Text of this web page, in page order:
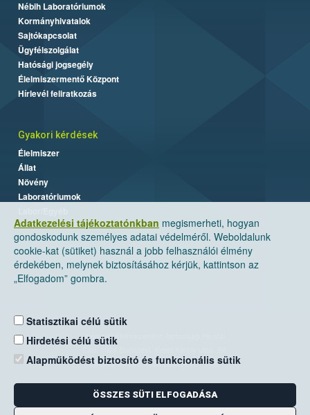
Adatkezelési tájékoztatónkban megismerheti, hogyan
gondoskodunk személyes adatai védelméről. Weboldalunk
cookie-kat (sütiket) használ a jobb felhasználói élmény
érdekében, melynek biztosításához kérjük, kattintson az
„Elfogadom” gombra.
Statisztikai célú sütik
Hirdetési célú sütik
Alapműködést biztosító és funkcionális sütik
ÖSSZES SÜTI ELFOGADÁSA
Nébih Laboratóriumok
Kormányhivatalok
Sajtókapcsolat
Ügyfélszolgálat
Hatósági jogsegély
Élelmiszermentő Központ
Hírlevél feliratkozás
Gyakori kérdések
Élelmiszer
Állat
Növény
Laboratóriumok
Nemzeti Élelmiszerlánc-biztonsági Hivatal
Levelezési cím: 1525 Budapest. Pf. 30.
E-mail:ugyfelszolgalat@nebih.gov.hu